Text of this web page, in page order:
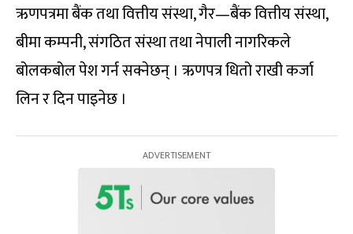
ऋणपत्रमा बैंक तथा वित्तीय संस्था, गैर—बैंक वित्तीय संस्था,
बीमा कम्पनी, संगठित संस्था तथा नेपाली नागरिकले
बोलकबोल पेश गर्न सक्नेछन् । ऋणपत्र धितो राखी कर्जा
लिन र दिन पाइनेछ ।